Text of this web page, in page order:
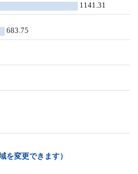
1141.31
683.75
を変更できます）